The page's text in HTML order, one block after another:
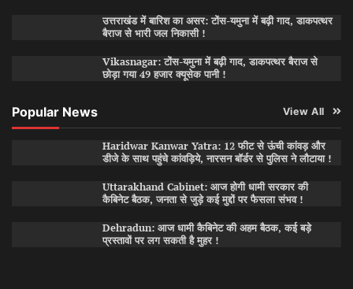
उत्तराखंड में बारिश का असर: टोंस-यमुना में बढ़ी गाद, डाकपत्थर
बैराज से भारी जल निकासी !
Vikasnagar: टोंस-यमुना में बढ़ी गाद, डाकपत्थर बैराज से
छोड़ा गया 49 हजार क्यूसेक पानी !
Popular News View All
Haridwar Kanwar Yatra: 12 फीट से ऊंची कांवड़ और
डीजे के साथ पहुंचे कांवड़िये, नारसन बॉर्डर से पुलिस ने लौटाया !
Uttarakhand Cabinet: आज होगी धामी सरकार की
कैबिनेट बैठक, जनता से जुड़े कई मुद्दों पर फैसला संभव !
Dehradun: आज धामी कैबिनेट की अहम बैठक, कई बड़े
प्रस्तावों पर लग सकती है मुहर !